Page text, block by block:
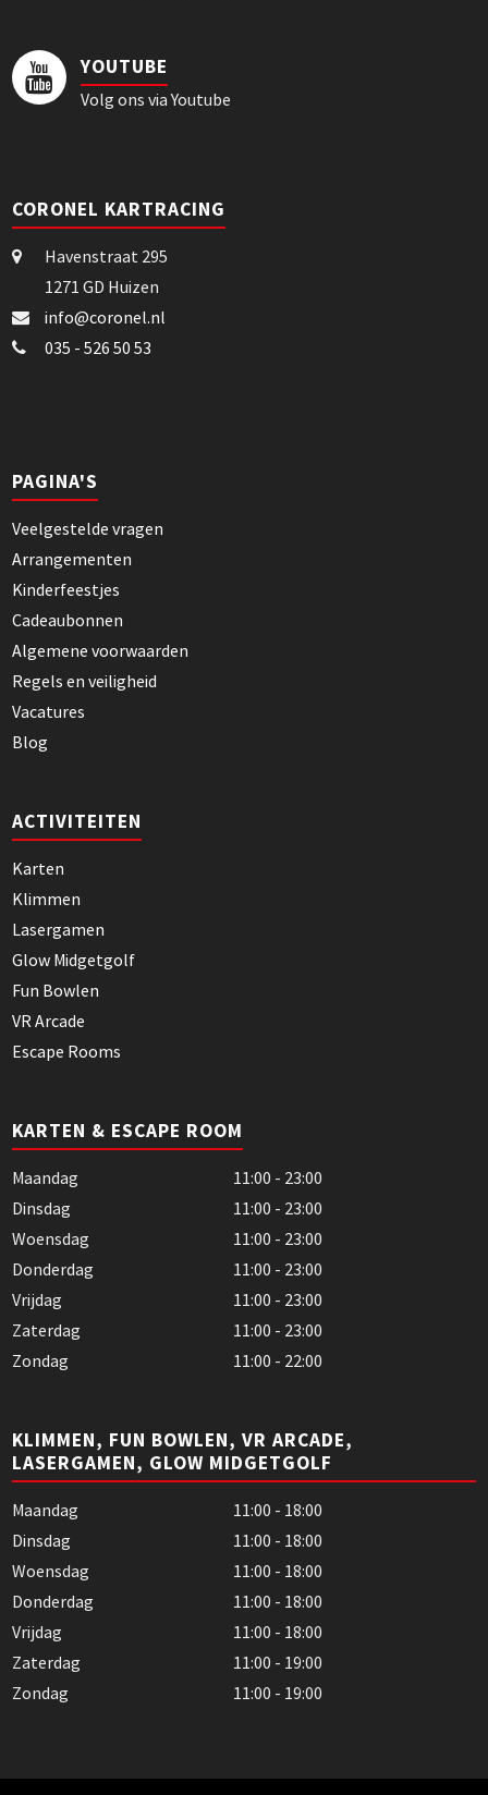
YOUTUBE
Volg ons via Youtube
CORONEL KARTRACING
Havenstraat 295
1271 GD Huizen
info@coronel.nl
035 - 526 50 53
PAGINA'S
Veelgestelde vragen
Arrangementen
Kinderfeestjes
Cadeaubonnen
Algemene voorwaarden
Regels en veiligheid
Vacatures
Blog
ACTIVITEITEN
Karten
Klimmen
Lasergamen
Glow Midgetgolf
Fun Bowlen
VR Arcade
Escape Rooms
KARTEN & ESCAPE ROOM
Maandag
11:00 - 23:00
Dinsdag
11:00 - 23:00
Woensdag
11:00 - 23:00
Donderdag
11:00 - 23:00
Vrijdag
11:00 - 23:00
Zaterdag
11:00 - 23:00
Zondag
11:00 - 22:00
KLIMMEN, FUN BOWLEN, VR ARCADE,
LASERGAMEN, GLOW MIDGETGOLF
Maandag
11:00 - 18:00
Dinsdag
11:00 - 18:00
Woensdag
11:00 - 18:00
Donderdag
11:00 - 18:00
Vrijdag
11:00 - 18:00
Zaterdag
11:00 - 19:00
Zondag
11:00 - 19:00